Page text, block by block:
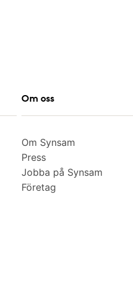
Om oss
Om Synsam
Press
Jobba på Synsam
Företag